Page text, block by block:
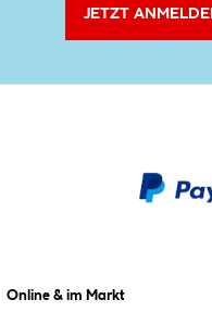
JETZT
Online & im Markt